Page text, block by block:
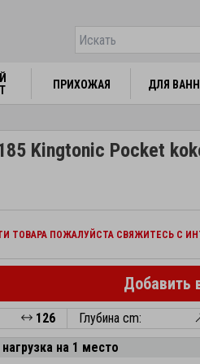
ПРИХОЖАЯ ДЛЯ
ПРИХОЖАЯ ДЛЯ
Kingtonic Pocket
ТОВАРА ПОЖАЛУЙСТА СВЯЖИТЕСЬ С
Добавить
126 Глубина cm:
на 1 место